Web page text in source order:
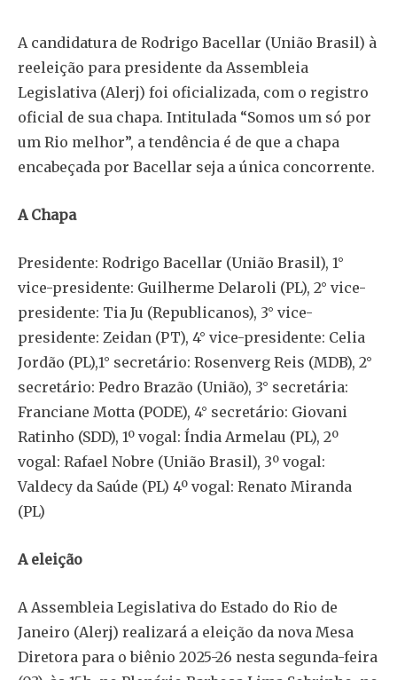
A candidatura de Rodrigo Bacellar (União Brasil) à
reeleição para presidente da Assembleia
Legislativa (Alerj) foi oficializada, com o registro
oficial de sua chapa. Intitulada “Somos um só por
um Rio melhor”, a tendência é de que a chapa
encabeçada por Bacellar seja a única concorrente.
A Chapa
Presidente: Rodrigo Bacellar (União Brasil), 1°
vice-presidente: Guilherme Delaroli (PL), 2° vice-
presidente: Tia Ju (Republicanos), 3° vice-
presidente: Zeidan (PT), 4° vice-presidente: Celia
Jordão (PL),1° secretário: Rosenverg Reis (MDB), 2°
secretário: Pedro Brazão (União), 3° secretária:
Franciane Motta (PODE), 4° secretário: Giovani
Ratinho (SDD), 1º vogal: Índia Armelau (PL), 2º
vogal: Rafael Nobre (União Brasil), 3º vogal:
Valdecy da Saúde (PL) 4º vogal: Renato Miranda
(PL)
A eleição
A Assembleia Legislativa do Estado do Rio de
Janeiro (Alerj) realizará a eleição da nova Mesa
Diretora para o biênio 2025-26 nesta segunda-feira